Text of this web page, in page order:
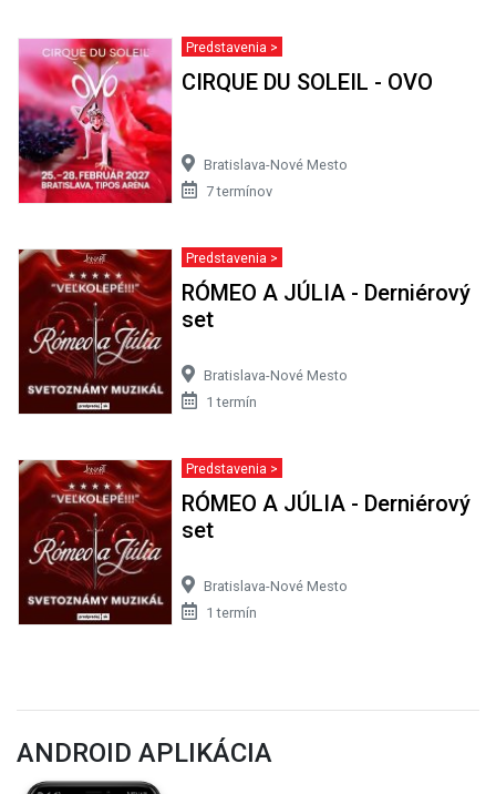
Predstavenia >
CIRQUE DU SOLEIL - OVO
Bratislava-Nové Mesto
7 termínov
Predstavenia >
RÓMEO A JÚLIA - Derniérový
set
Bratislava-Nové Mesto
1 termín
Predstavenia >
RÓMEO A JÚLIA - Derniérový
set
Bratislava-Nové Mesto
1 termín
ANDROID APLIKÁCIA